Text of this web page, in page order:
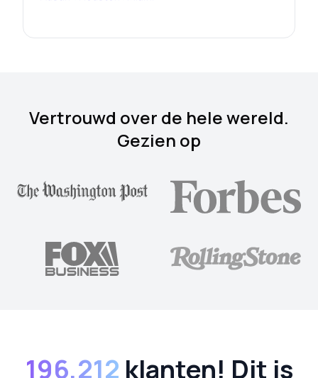
Vertrouwd over de hele wereld.
Gezien op
196,212 klanten! Dit is